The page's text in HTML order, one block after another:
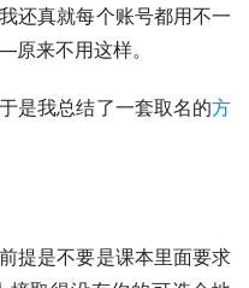
还真就每个账号都用不一
来不用这样。
是我总结了一套取名的方
提是不要是课本里面要求